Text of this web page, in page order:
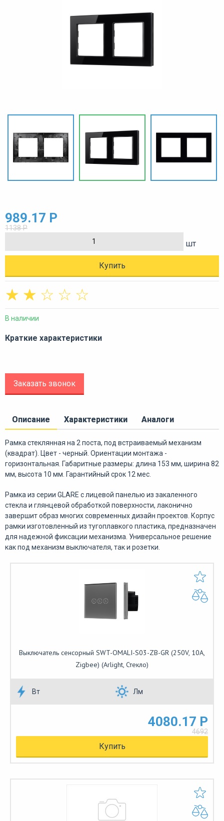
989.17 Р
1138 Р
шт
Купить
☆
☆
☆
☆
☆
В наличии
Краткие характеристики
Заказать звонок
Описание Характеристики Аналоги
Рамка стеклянная на 2 поста, под встраиваемый механизм
(квадрат). Цвет - черный. Ориентации монтажа -
горизонтальная. Габаритные размеры: длина 153 мм, ширина 82
мм, высота 10 мм. Гарантийный срок 12 мес.
Рамка из серии GLARE с лицевой панелью из закаленного
стекла и глянцевой обработкой поверхности, лаконично
завершит образ многих современных дизайн проектов. Корпус
рамки изготовленный из тугоплавкого пластика, предназначен
для надежной фиксации механизма. Универсальное решение
как под механизм выключателя, так и розетки.
Выключатель сенсорный SWT-OMALI-S03-ZB-GR (250V, 10A,
Zigbee) (Arlight, Стекло)
Вт Лм
4080.17 Р
4692
Купить